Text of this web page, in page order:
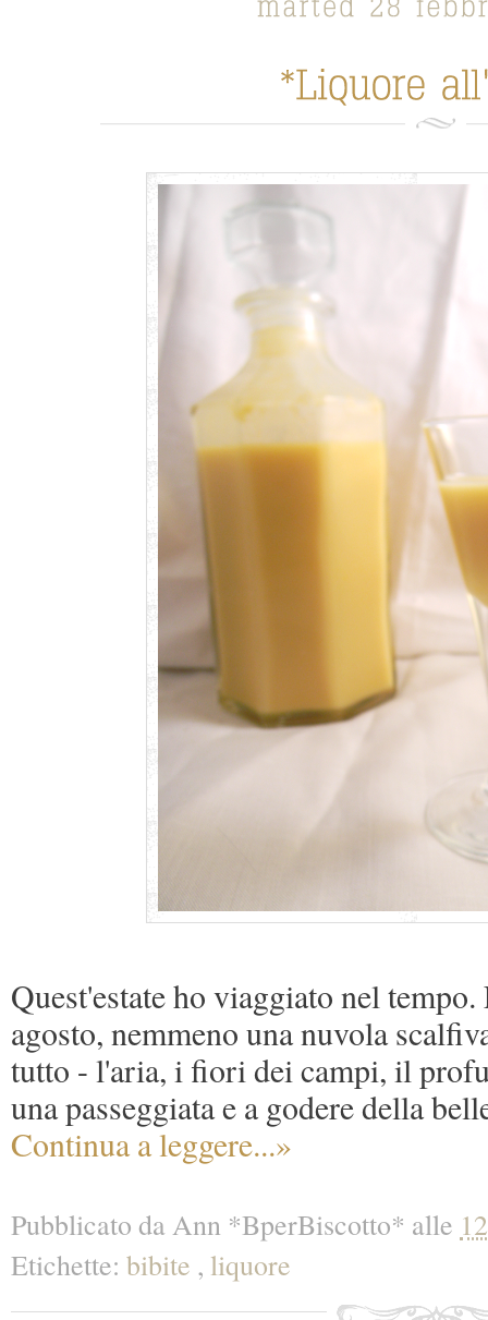
Quest'estate ho viaggiato nel
agosto, nemmeno una nuvola
tutto - l'aria, i fiori dei campi, il
una passeggiata e a godere della
Continua a leggere...»
Pubblicato da Ann *BperBiscotto* alle
Etichette: bibite , liquore